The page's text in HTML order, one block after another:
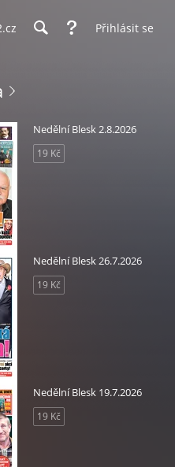
Přihlásit se
Nedělní Blesk 2.8.2026
19 Kč
Nedělní Blesk 26.7.2026
19 Kč
Nedělní Blesk 19.7.2026
19 Kč